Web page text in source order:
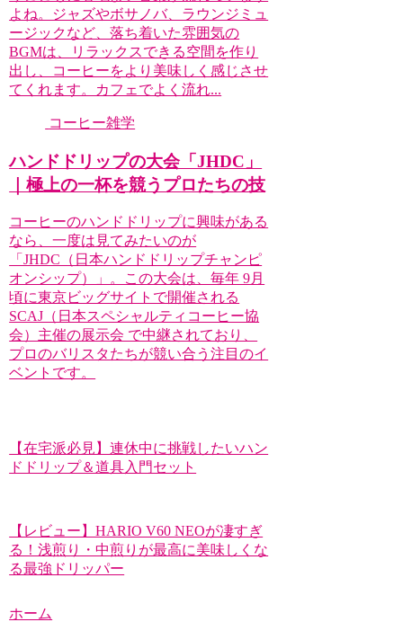
よね。ジャズやボサノバ、ラウンジミュ
ージックなど、落ち着いた雰囲気の
BGMは、リラックスできる空間を作り
出し、コーヒーをより美味しく感じさせ
てくれます。カフェでよく流れ...
コーヒー雑学
ハンドドリップの大会「JHDC」
｜極上の一杯を競うプロたちの技
コーヒーのハンドドリップに興味がある
なら、一度は見てみたいのが
「JHDC（日本ハンドドリップチャンピ
オンシップ）」。この大会は、毎年 9月
頃に東京ビッグサイトで開催される
SCAJ（日本スペシャルティコーヒー協
会）主催の展示会 で中継されており、
プロのバリスタたちが競い合う注目のイ
ベントです。
【在宅派必見】連休中に挑戦したいハン
ドドリップ＆道具入門セット
【レビュー】HARIO V60 NEOが凄すぎ
る！浅煎り・中煎りが最高に美味しくな
る最強ドリッパー
ホーム